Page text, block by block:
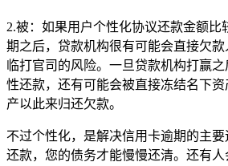
2.被：如果用户个性化协议还款金额比
期之后，贷款机构很有可能会直接欠
临打官司的风险。一旦贷款机构打赢
性还款，还有可能会被直接冻结名下
产以此来归还欠款。
不过个性化，是解决信用卡逾期的主
还款，您的债务才能慢慢还清。还有